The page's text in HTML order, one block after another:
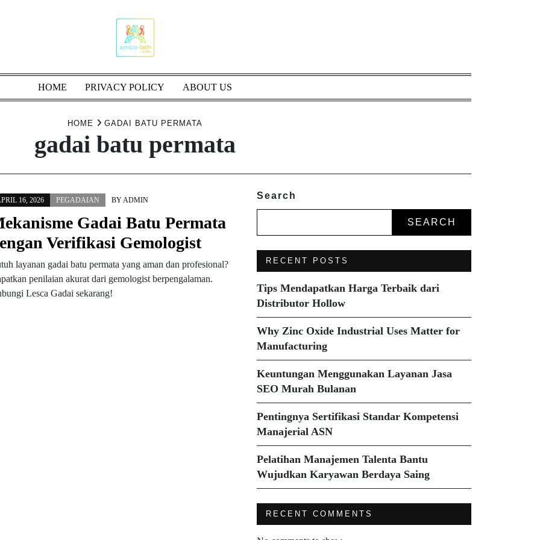
HOME PRIVACY POLICY ABOUT US
HOME GADAI BATU PERMATA
gadai batu permata
16, 2026 PEGADAIAN BYADMIN
Gadai Batu Permata
Verifikasi Gemologist
layanan gadai batu permata yang aman dan profesional?
penilaian akurat dari gemologist berpengalaman.
Lesca Gadai sekarang!
Search
SEARCH
RECENT POSTS
Tips Mendapatkan Harga Terbaik dari
Distributor Hollow
Why Zinc Oxide Industrial Uses Matter for
Manufacturing
Keuntungan Menggunakan Layanan Jasa
SEO Murah Bulanan
Pentingnya Sertifikasi Standar Kompetensi
Manajerial ASN
Pelatihan Manajemen Talenta Bantu
Wujudkan Karyawan Berdaya Saing
RECENT COMMENTS